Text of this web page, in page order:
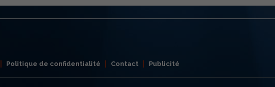
Politique de confidentialité Contact Publicité